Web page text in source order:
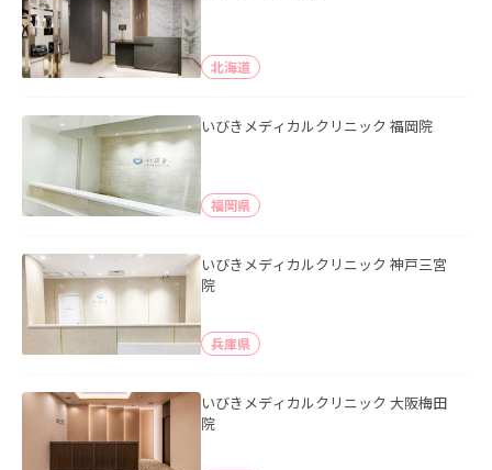
北海道
いびきメディカルクリニック 福岡院
福岡県
いびきメディカルクリニック 神戸三宮
院
兵庫県
いびきメディカルクリニック 大阪梅田
院